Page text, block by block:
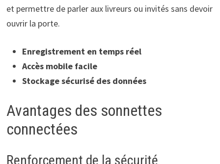
et permettre de parler aux livreurs ou invités sans devoir
ouvrir la porte.
Enregistrement en temps réel
Accès mobile facile
Stockage sécurisé des données
Avantages des sonnettes
connectées
Renforcement de la sécurité